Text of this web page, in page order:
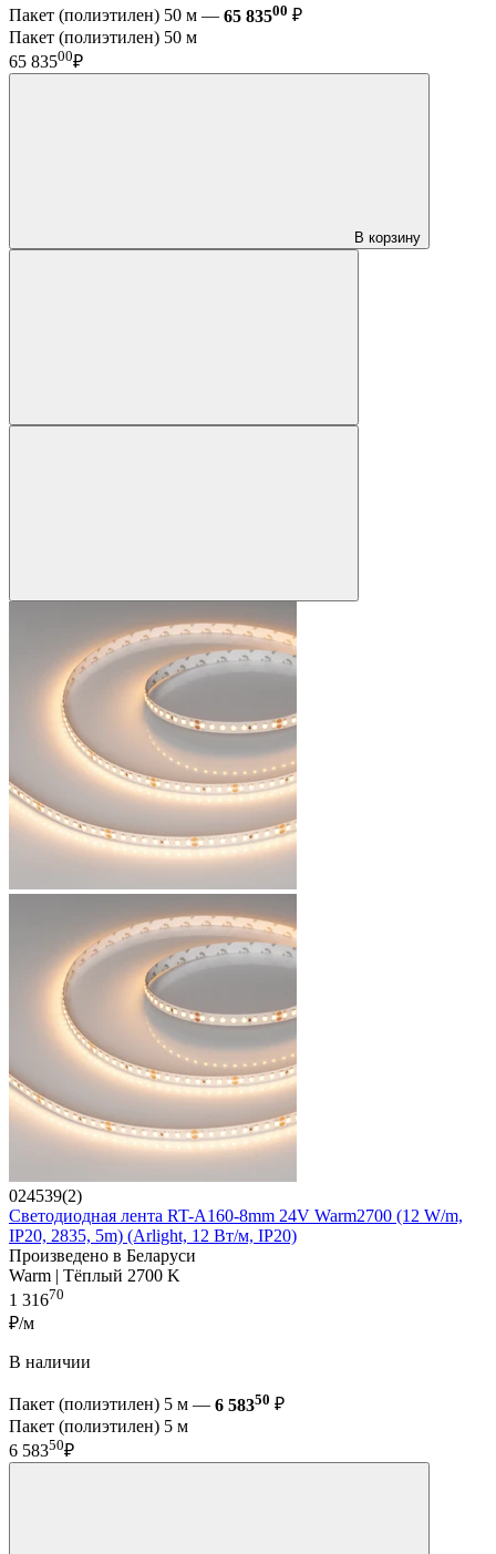
Пакет (полиэтилен) 50 м — 65 83500 ₽
Пакет (полиэтилен) 50 м
65 83500₽
В корзину
024539(2)
Светодиодная лента RT-A160-8mm 24V Warm2700 (12 W/m,
IP20, 2835, 5m) (Arlight, 12 Вт/м, IP20)
Произведено в Беларуси
Warm | Тёплый 2700 K
1 31670
₽/м
В наличии
Пакет (полиэтилен) 5 м — 6 58350 ₽
Пакет (полиэтилен) 5 м
6 58350₽